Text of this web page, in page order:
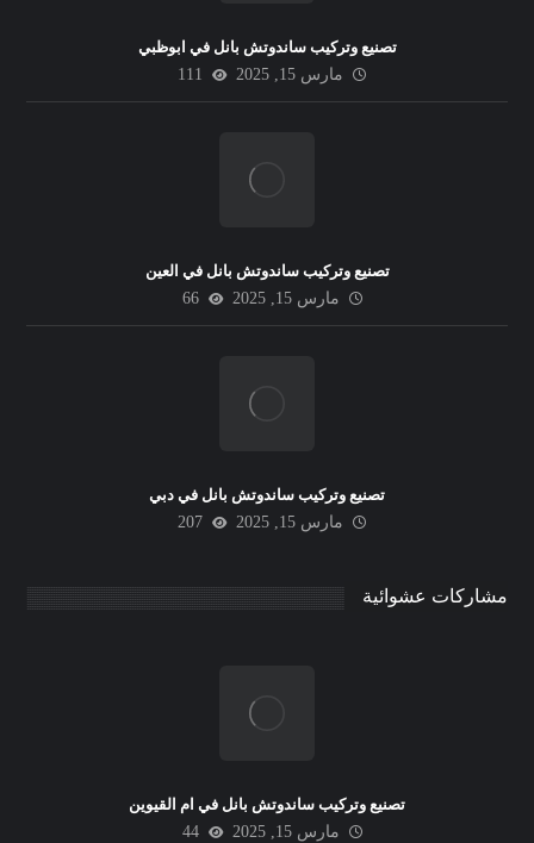
تصنيع وتركيب ساندوتش بانل في ابوظبي
مارس 15, 2025
111
تصنيع وتركيب ساندوتش بانل في العين
مارس 15, 2025
66
تصنيع وتركيب ساندوتش بانل في دبي
مارس 15, 2025
207
مشاركات عشوائية
تصنيع وتركيب ساندوتش بانل في ام القيوين
مارس 15, 2025
44